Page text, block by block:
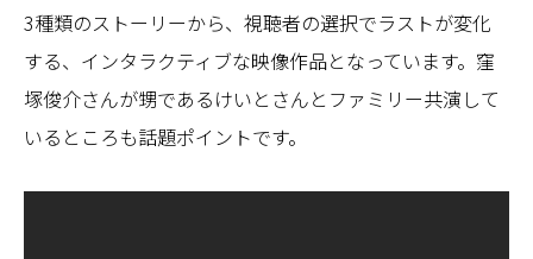
3種類のストーリーから、視聴者の選択でラストが変化
する、インタラクティブな映像作品となっています。窪
塚俊介さんが甥であるけいとさんとファミリー共演して
いるところも話題ポイントです。